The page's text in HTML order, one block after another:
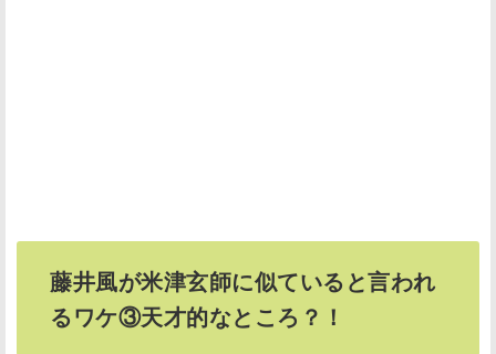
藤井風が米津玄師に似ていると言われ
るワケ③天才的なところ？！